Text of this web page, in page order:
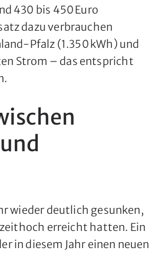
430 bis 450 Euro
dazu verbrauchen
Pfalz (1.350 kWh) und
Strom – das entspricht
wieder deutlich gesunken,
erreicht hatten. Ein
in diesem Jahr einen neuen